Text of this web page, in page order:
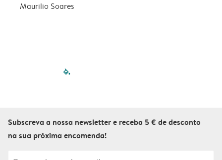
Maurilio Soares
filled-pagination
Subscreva a nossa newsletter e receba 5 € de desconto
na sua próxima encomenda!